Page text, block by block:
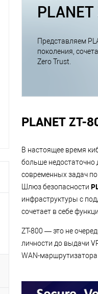
Представляем
поколения,
Zero Trust.
PLANET ZT-
В настоящее время
больше
современных задач
Шлюз безопасности
инфраструктуры с
сочетает в себе
ZT-800 — это не
личности до выдачи
WAN-